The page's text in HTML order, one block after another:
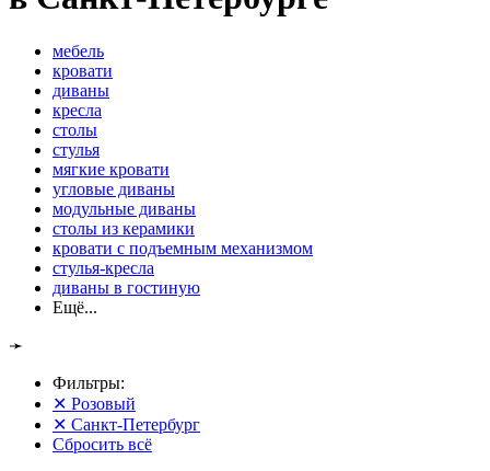
мебель
кровати
диваны
кресла
столы
стулья
мягкие кровати
угловые диваны
модульные диваны
столы из керамики
кровати с подъемным механизмом
стулья-кресла
диваны в гостиную
Ещё...
➛
Фильтры:
✕ Розовый
✕ Санкт-Петербург
Сбросить всё